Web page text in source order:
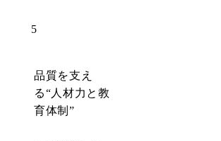
5
品質を支え
る“人材力と教
育体制”